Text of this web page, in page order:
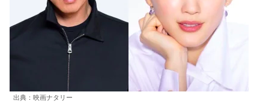
出典：映画ナタリー